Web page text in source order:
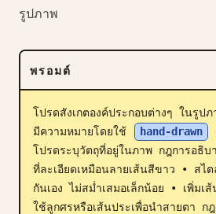
ดาวน์โหลด
บล็อก
อัปเดต
รูปภาพ
พรอมต์
โปรดสังเกตองค์ประกอบต่างๆ ในรูป
มีความหมายโดยใช้
hand-drawn
โปรดระบุวัตถุที่อยู่ในภาพ กฎการอธิ
ที่ละเอียดเหมือนลายเส้นสีขาว • สไ
กันเอง ไม่สม่ำเสมอเล็กน้อย • เพิ่มเ
ใช้ลูกศรหรือเส้นประเพื่อนำสายตา ก